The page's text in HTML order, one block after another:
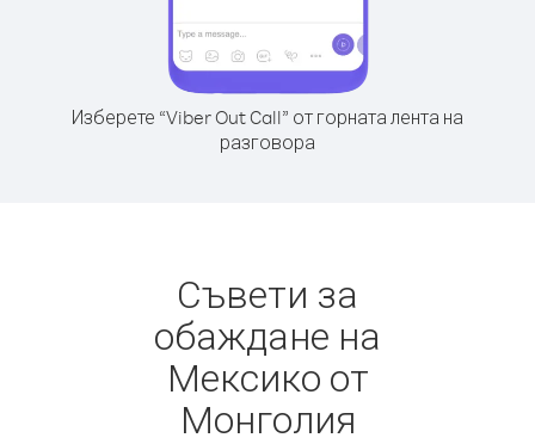
Изберете “Viber Out Call” от горната лента на
разговора
Съвети за
обаждане на
Мексико от
Монголия